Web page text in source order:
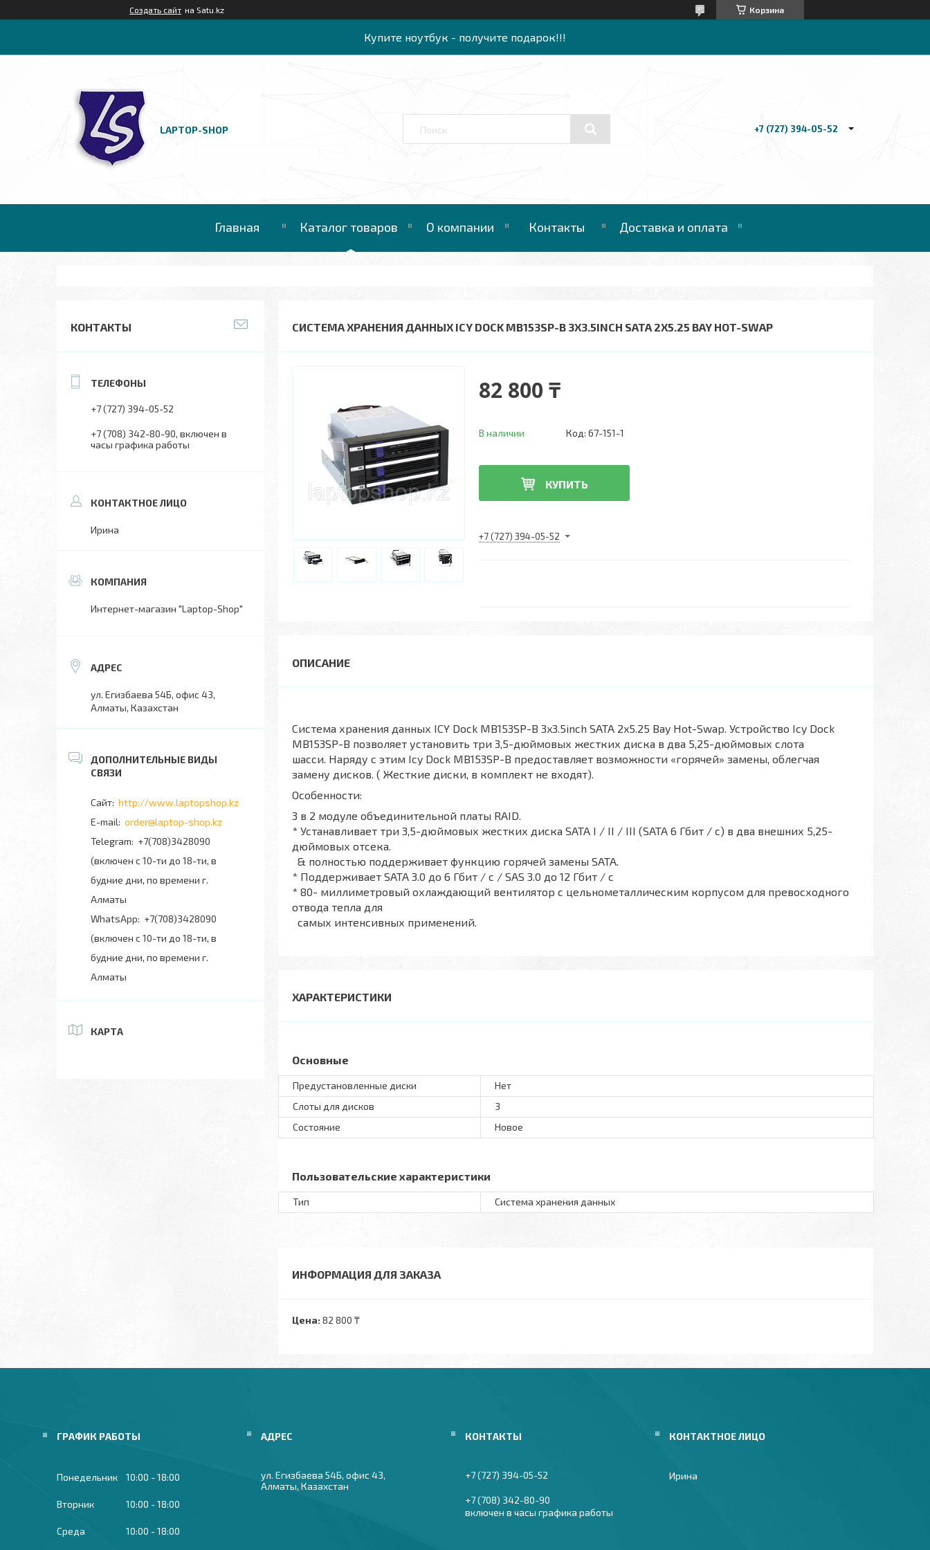
Создать сайт на Satu.kz Корзина
Купите ноутбук - получите подарок!!!
LAPTOP-SHOP +7 (727) 394-05-52
Главная Каталог товаров О компании Контакты Доставка и оплата
СИСТЕМА ХРАНЕНИЯ ДАННЫХ ICY DOCK MB153SP-B 3X3.5INCH SATA 2X5.25 BAY HOT-SWAP
82 800 ₸
В наличии Код: 67-151-1
КУПИТЬ
+7 (727) 394-05-52
Система хранения данных ICY Dock MB153SP-B 3x3.5inch SATA 2x5.25 Bay Hot-Swap. Устройство Icy Dock
MB153SP-B позволяет установить три 3,5-дюймовых жестких диска в два 5,25-дюймовых слота
шасси. Наряду с этим Icy Dock MB153SP-B предоставляет возможности «горячей» замены, облегчая
замену дисков. ( Жесткие диски, в комплект не входят).
Особенности:
3 в 2 модуле объединительной платы RAID.
* Устанавливает три 3,5-дюймовых жестких диска SATA I / II / III (SATA 6 Гбит / с) в два внешних 5,25-
дюймовых отсека.
& полностью поддерживает функцию горячей замены SATA.
* Поддерживает SATA 3.0 до 6 Гбит / с / SAS 3.0 до 12 Гбит / с
* 80- миллиметровый охлаждающий вентилятор с цельнометаллическим корпусом для превосходного
отвода тепла для
самых интенсивных применений.
ХАРАКТЕРИСТИКИ
Основные
Предустановленные диски
Нет
Слоты для дисков
3
Состояние
Новое
Пользовательские характеристики
Тип Система хранения данных
ИНФОРМАЦИЯ ДЛЯ ЗАКАЗА
Цена: 82 800 ₸
КОНТАКТЫ
+7 (727) 394-05-52
+7 (708) 342-80-90 включен в
часы графика работы
Ирина
Интернет-магазин "Laptop-Shop"
ул. Егизбаева 54Б, офис 43,
Алматы, Казахстан
http://www.laptopshop.kz
order@laptop-shop.kz
+7(708)3428090
(включен с 10-ти до 18-ти, в
будние дни, по времени г.
Алматы
+7(708)3428090
(включен с 10-ти до 18-ти, в
будние дни, по времени г.
Алматы
КАРТА
ГРАФИК РАБОТЫ
Понедельник 10:00 18:00
Вторник 10:00 18:00
Среда 10:00 18:00
ул. Егизбаева 54Б, офис 43,
Алматы, Казахстан
+7 (727) 394-05-52
+7 (708) 342-80-90
включен в часы графика работы
Ирина